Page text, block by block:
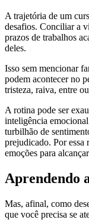
A trajetória de um
desafios. Conciliar a
prazos de trabalhos
deles.
Isso sem mencionar
podem acontecer no
tristeza, raiva, entre
A rotina pode ser
inteligência
turbilhão de
prejudicado. Por essa
emoções para
Aprendendo
Mas, afinal, como
que você precisa se